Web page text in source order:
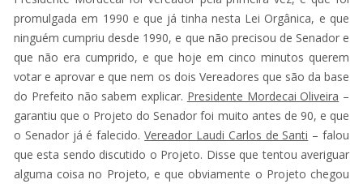
promulgada em 1990 e que já tinha nesta Lei Orgânica, e que
ninguém cumpriu desde 1990, e que não precisou de Senador e
que não era cumprido, e que hoje em cinco minutos querem
votar e aprovar e que nem os dois Vereadores que são da base
do Prefeito não sabem explicar. Presidente Mordecai Oliveira –
garantiu que o Projeto do Senador foi muito antes de 90, e que
o Senador já é falecido.Vereador Laudi Carlos de Santi – falou
que esta sendo discutido o Projeto. Disse que tentou averiguar
alguma coisa no Projeto, e que obviamente o Projeto chegou